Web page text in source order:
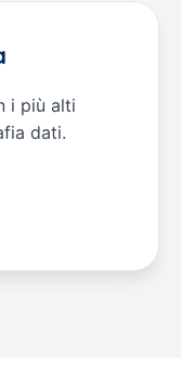
i più alti
dati.